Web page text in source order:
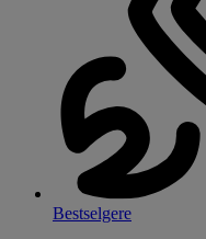
Bestselgere